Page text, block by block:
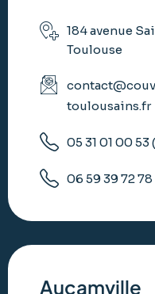
184 avenue
Toulouse
toulousains.fr
05 31 01 00 53
06 59 39 72
Aucamville